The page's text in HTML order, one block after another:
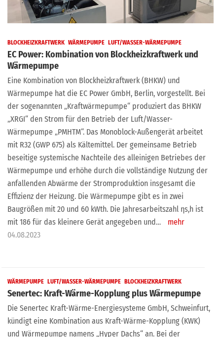
BLOCKHEIZKRAFTWERK WÄRMEPUMPE LUFT/WASSER-WÄRMEPUMPE
EC Power: Kombination von Blockheizkraftwerk und
Wärmepumpe
Eine Kombination von Blockheizkraftwerk (BHKW) und
Wärmepumpe hat die EC Power GmbH, Berlin, vorgestellt. Bei
der sogenannten „Kraftwärmepumpe“ produziert das BHKW
„XRGI“ den Strom für den Betrieb der Luft/Wasser-
Wärmepumpe „PMHTM“. Das Monoblock-Außengerät arbeitet
mit R32 (GWP 675) als Kältemittel. Der gemeinsame Betrieb
beseitige systemische Nachteile des alleinigen Betriebes der
Wärmepumpe und erhöhe durch die vollständige Nutzung der
anfallenden Abwärme der Stromproduktion insgesamt die
Effizienz der Heizung. Die Wärmepumpe gibt es in zwei
Baugrößen mit 20 und 60 kWth. Die Jahresarbeitszahl ηs,h ist
mit 186 für das kleinere Gerät angegeben und…
mehr
04.08.2023
WÄRMEPUMPE LUFT/WASSER-WÄRMEPUMPE BLOCKHEIZKRAFTWERK
Senertec: Kraft-Wärme-Kopplung plus Wärmepumpe
Die Senertec Kraft-Wärme-Energiesysteme GmbH, Schweinfurt,
kündigt eine Kombination aus Kraft-Wärme-Kopplung (KWK)
und Wärmepumpe namens „Hyper Dachs“ an. Bei der